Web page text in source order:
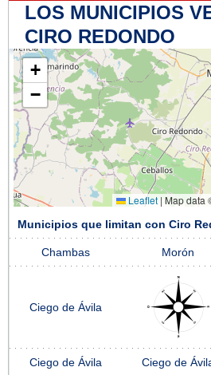
LOS MUNICIPIOS
CIRO REDONDO
+
−
Leaflet | Map data
Municipios que limitan con Ciro
Chambas Morón
Ciego de Ávila
Ciego de Ávila Ciego de